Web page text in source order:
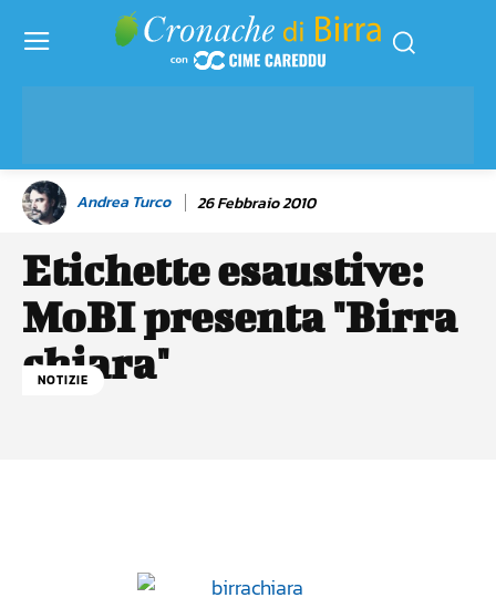
Andrea Turco 26 Febbraio 2010
Etichette esaustive:
MoBI presenta "Birra
chiara"
NOTIZIE